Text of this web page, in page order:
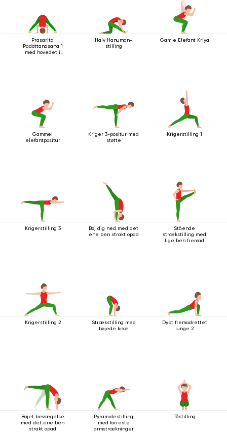
Prasarita
Padottanasana 1
med hovedet i
Halv Hanuman-
stilling
Gamle Elefant Kriya
Gammel
elefantpositur
Kriger 3-positur med
støtte
Krigerstilling 1
Krigerstilling 3
Bøj dig ned med det
ene ben strakt opad
Stående
strækstilling med
lige ben fremad
Krigerstilling 2
Strækstilling med
bøjede knæ
Dybt fremadrettet
lunge 2
Bøjet bevægelse
med det ene ben
strakt opad
Pyramidestilling
med forreste
armstrækninger
Tåstilling